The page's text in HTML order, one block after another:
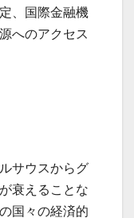
、国際金融機
へのアクセス
サウスからグ
衰えることな
国々の経済的